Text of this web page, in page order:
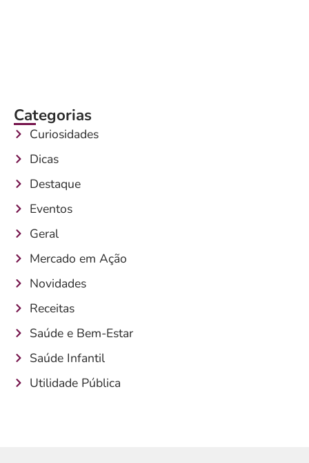
Categorias
Curiosidades
Dicas
Destaque
Eventos
Geral
Mercado em Ação
Novidades
Receitas
Saúde e Bem-Estar
Saúde Infantil
Utilidade Pública